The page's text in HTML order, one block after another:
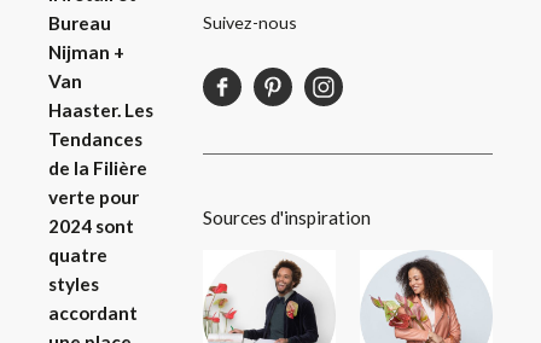
Bureau
Nijman +
Van
Haaster. Les
Tendances
de la Filière
verte pour
2024 sont
quatre
styles
accordant
Suivez-nous
Sources d'inspiration